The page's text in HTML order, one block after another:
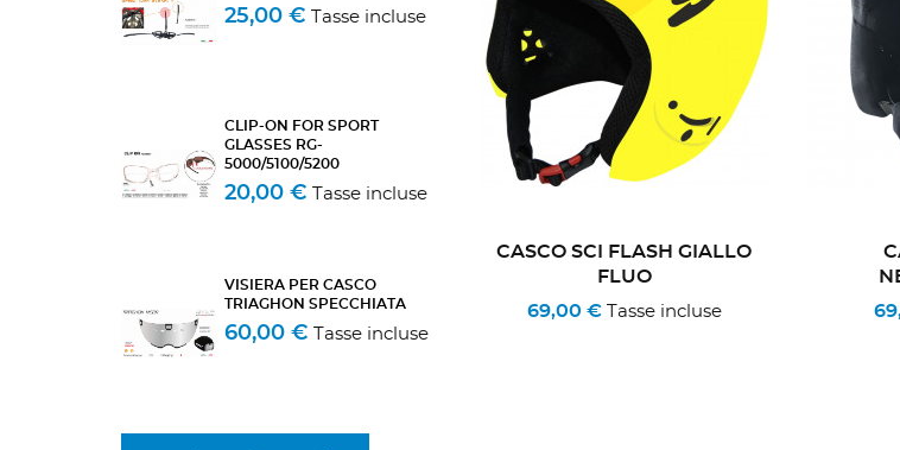
25,00 € Tasse incluse
CLIP-ON FOR SPORT
GLASSES RG-
5000/5100/5200
20,00 € Tasse incluse
VISIERA PER CASCO
TRIAGHON SPECCHIATA
60,00 € Tasse incluse
CASCO SCI FLASH GIALLO
FLUO
69,00 €Tasse incluse